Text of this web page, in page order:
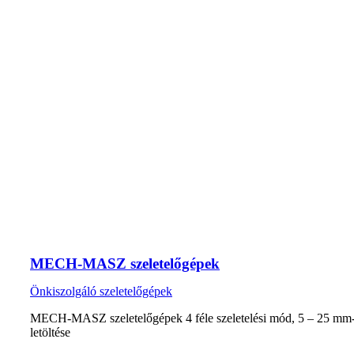
MECH-MASZ szeletelőgépek
Önkiszolgáló szeletelőgépek
MECH-MASZ szeletelőgépek 4 féle szeletelési mód, 5 – 25
letöltése